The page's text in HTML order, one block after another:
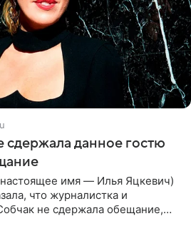
сдержала данное гостю
имя — Илья Яцкевич)
что журналистка и
не сдержала обещание,